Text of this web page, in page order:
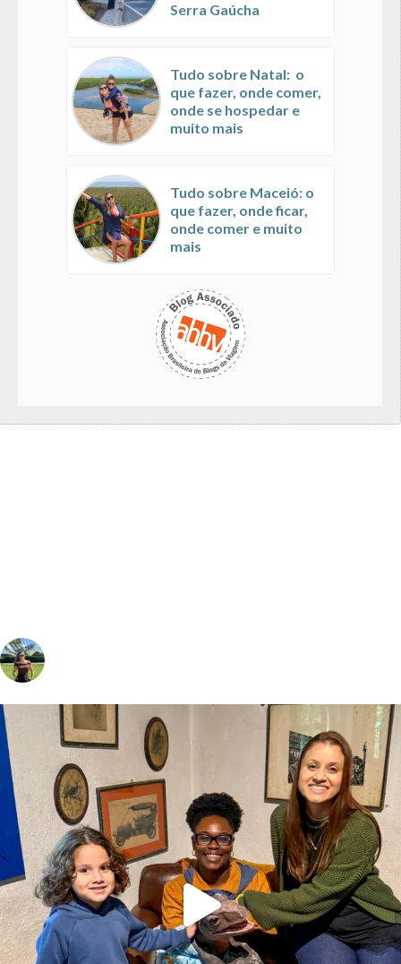
Serra Gaúcha
Tudo sobre Natal: o
que fazer, onde comer,
onde se hospedar e
muito mais
Tudo sobre Maceió: o
que fazer, onde ficar,
onde comer e muito
mais